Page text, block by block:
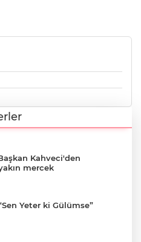
Kahveci'den
mercek
Yeter ki Gülümse”